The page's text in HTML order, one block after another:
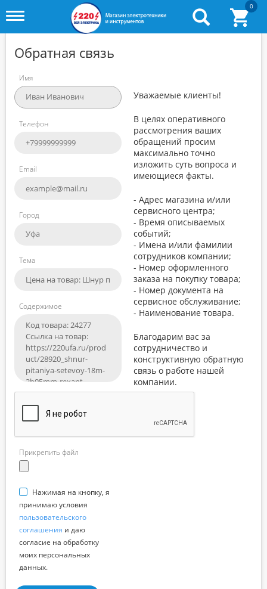
Toggle
0
Обратная связь
Имя
Телефон
Email
Город
Тема
Содержимое
Прикрепить файл
Нажимая на кнопку, я
принимаю условия
пользовательского
соглашения и даю
согласие на обработку
моих персональных
данных.
Уважаемые клиенты!
В целях оперативного
рассмотрения ваших
обращений просим
максимально точно
изложить суть вопроса и
имеющиеся факты.
- Адрес магазина и/или
сервисного центра;
- Время описываемых
событий;
- Имена и/или фамилии
сотрудников компании;
- Номер оформленного
заказа на покупку товара;
- Номер документа на
сервисное обслуживание;
- Наименование товара.
Благодарим вас за
сотрудничество и
конструктивную обратную
связь о работе нашей
компании.